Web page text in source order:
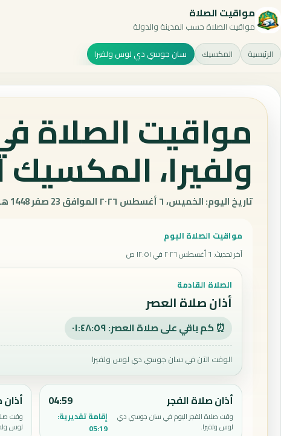
مواقيت الصلاة
مواقيت الصلاة حسب المدينة والدولة
الرئيسية المكسيك سان جوسي دي لوس ولفيرا
مواقيت
ولفيرا، المكسيك
تاريخ اليوم: الخميس، ٦ أغسطس ٢٠٢٦ الموافق 23 صفر 1448 هـ.
مواقيت الصلاة اليوم
آخر تحديث: ٦ أغسطس ٢٠٢٦ في ١٢:٥١ ص
الصلاة القادمة
أذان صلاة العصر
⏰ كم باقي على صلاة العصر: ٠١:٤٨:٥٨
الوقت الآن في سان جوسي دي لوس ولفيرا
أذان صلاة الفجر
وقت صلاة الفجر اليوم في سان جوسي دي
لوس ولفيرا.
04:59
إقامة تقديرية:
05:19
وقت
لوس